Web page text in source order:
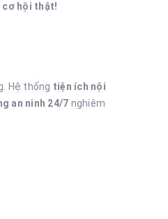
hội thật!
Hệ thống tiện ích nội
an ninh 24/7 nghiêm